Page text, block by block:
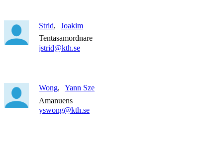
Strid
Joakim
Tentasamordnare
jstrid@kth.se
Wong
Yann Sze
Amanuens
yswong@kth.se